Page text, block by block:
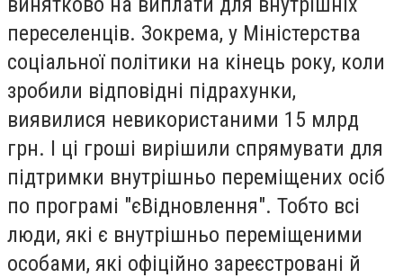
переселенців. Зокрема, у Міністерства
соціальної політики на кінець року, коли
зробили відповідні підрахунки,
виявилися невикористаними 15 млрд
грн. І ці гроші вирішили спрямувати для
підтримки внутрішньо переміщених осіб
по програмі "єВідновлення". Тобто всі
люди, які є внутрішньо переміщеними
особами, які офіційно зареєстровані й